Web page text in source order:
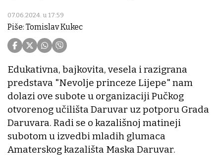
07.06.2024. u 17:59
Piše: Tomislav Kukec
Edukativna, bajkovita, vesela i razigrana
predstava "Nevolje princeze Lijepe" nam
dolazi ove subote u organizaciji Pučkog
otvorenog učilišta Daruvar uz potporu Grada
Daruvara. Radi se o kazališnoj matineji
subotom u izvedbi mladih glumaca
Amaterskog kazališta Maska Daruvar.